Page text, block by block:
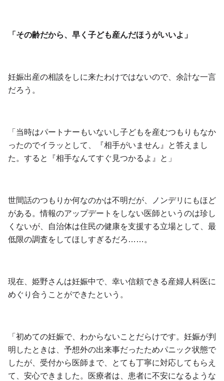
「その齢だから、早く子ども産んだほうがいいよ」
妊娠出産の相談をしに来たわけではないので、余計な一言
だろう。
「当時はパートナーもいないし子どもを産むつもりもなか
ったのでイラッとして、『相手がいません』と答えまし
た。すると『相手なんてすぐ見つかるよ』と」
世間話のつもりか何なのかは不明だが、ノンデリにもほど
がある。情報のアップデートをしない医師というのは珍し
くないが、自治体は住民の健康を支援する立場として、最
低限の調査をしてほしすぎるだろ……。
現在、姫野さんは妊娠中で、幸い信頼できる産婦人科医に
めぐり合うことができたという。
「初めての妊娠で、わからないことだらけです。妊娠が判
明したときは、予想外の出来事だったためパニック状態で
したが、受付から医師まで、とても丁寧に対応してもらえ
て、安心できました。医療者は、患者に不安になるような